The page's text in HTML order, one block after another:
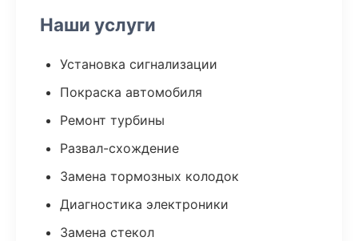
Наши услуги
Установка сигнализации
Покраска автомобиля
Ремонт турбины
Развал-схождение
Замена тормозных колодок
Диагностика электроники
Замена стекол